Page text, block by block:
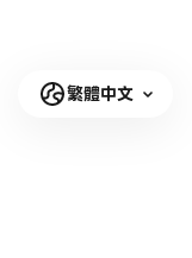
-⚡ Electricity
use Lightning
繁體中文